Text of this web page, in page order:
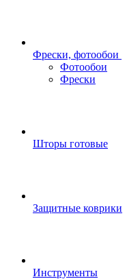
Фрески, фотообои
Фотообои
Фрески
Шторы готовые
Защитные коврики
Инструменты